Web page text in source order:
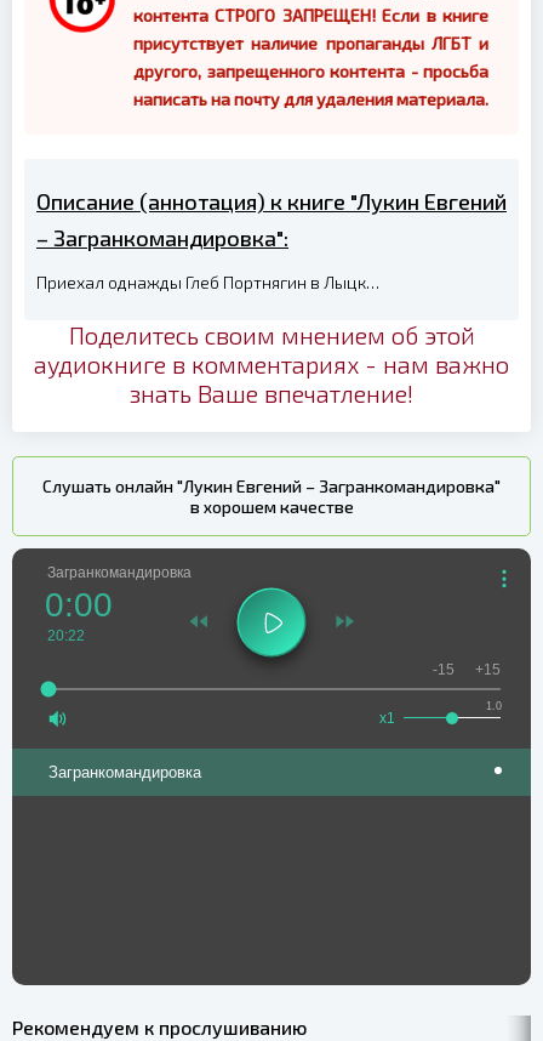
контента СТРОГО ЗАПРЕЩЕН! Если в книге
присутствует наличие пропаганды ЛГБТ и
другого, запрещенного контента - просьба
написать на почту для удаления материала.
Описание (аннотация) к книге "Лукин Евгений
– Загранкомандировка":
Приехал однажды Глеб Портнягин в Лыцк…
Поделитесь своим мнением об этой
аудиокниге в комментариях - нам важно
знать Ваше впечатление!
Слушать онлайн "Лукин Евгений – Загранкомандировка"
в хорошем качестве
Загранкомандировка
0:00
20:22
1.0
x1
-15 +15
Загранкомандировка
Рекомендуем к прослушиванию